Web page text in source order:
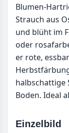
Blumen-
Strauch aus
und blüht im
oder
er rote,
halbschattige
Boden. Ideal
Einzelbild